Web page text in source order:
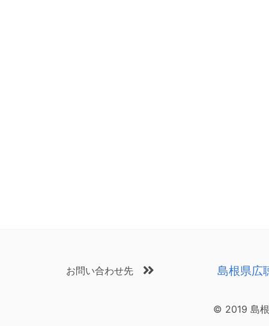
お問い合わせ先 島根県広
© 2019 島